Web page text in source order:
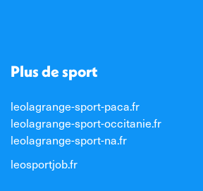
Plus de sport
leolagrange-sport-paca.fr
leolagrange-sport-occitanie.fr
leolagrange-sport-na.fr
leosportjob.fr